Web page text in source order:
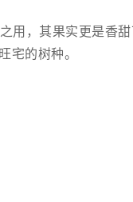
用，其果实更是香甜
宅的树种。